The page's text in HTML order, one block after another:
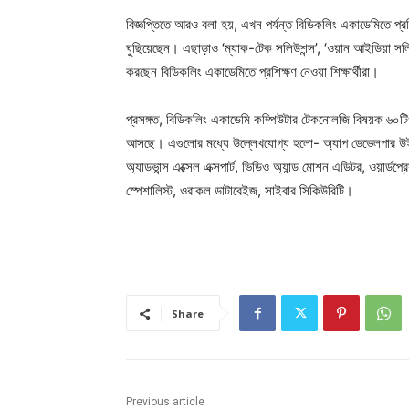
বিজ্ঞপ্তিতে আরও বলা হয়, এখন পর্যন্ত বিডিকলিং একাডেমিতে
ঘুছিয়েছেন। এছাড়াও ‘ম্যাক-টেক সলিউশন্স’, ‘ওয়ান আইডিয়া
করছেন বিডিকলিং একাডেমিতে প্রশিক্ষণ নেওয়া শিক্ষার্থীরা।
প্রসঙ্গত, বিডিকলিং একাডেমি কম্পিউটার টেকনোলজি বিষয়ক
আসছে। এগুলোর মধ্যে উল্লেখযোগ্য হলো- অ্যাপ ডেভেলপার উইথ
অ্যাডভান্স এক্সেল এক্সপার্ট, ভিডিও অ্যান্ড মোশন এডিটর,
স্পেশালিস্ট, ওরাকল ডাটাবেইজ, সাইবার সিকিউরিটি।
Share
Previous article